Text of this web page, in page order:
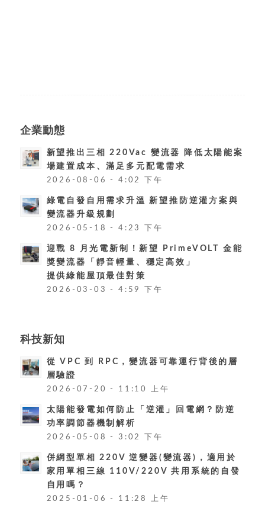
企業動態
新望推出三相 220Vac 變流器 降低太陽能案
場建置成本、滿足多元配電需求
2026-08-06 - 4:02 下午
綠電自發自用需求升溫 新望推防逆灌方案與
變流器升級規劃
2026-05-18 - 4:23 下午
迎戰 8 月光電新制！新望 PrimeVOLT 金能
獎變流器「靜音輕量、穩定高效」
提供綠能屋頂最佳對策
2026-03-03 - 4:59 下午
科技新知
從 VPC 到 RPC，變流器可靠運行背後的層
層驗證
2026-07-20 - 11:10 上午
太陽能發電如何防止「逆灌」回電網？防逆
功率調節器機制解析
2026-05-08 - 3:02 下午
併網型單相 220V 逆變器(變流器)，適用於
家用單相三線 110V/220V 共用系統的自發
自用嗎？
2025-01-06 - 11:28 上午